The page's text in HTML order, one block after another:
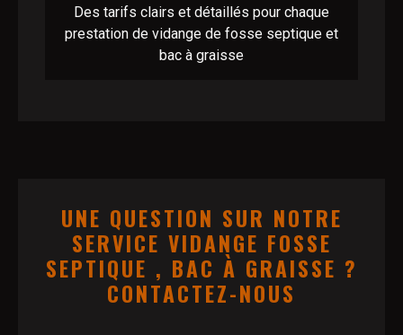
Des tarifs clairs et détaillés pour chaque
prestation de vidange de fosse septique et
bac à graisse
UNE QUESTION SUR NOTRE
SERVICE VIDANGE FOSSE
SEPTIQUE , BAC À GRAISSE ?
CONTACTEZ-NOUS